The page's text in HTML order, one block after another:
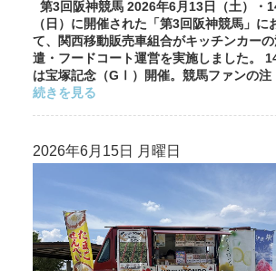
第3回阪神競馬 2026年6月13日（土）・
（日）に開催された「第3回阪神競馬」に
て、関西移動販売車組合がキッチンカー
遣・フードコート運営を実施しました。
は宝塚記念（GⅠ）開催。競馬ファンの注
続きを見る
2026年6月15日 月曜日